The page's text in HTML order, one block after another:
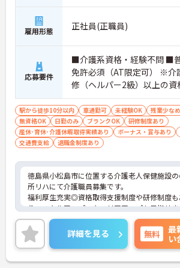
雇用形態 正社員(正職員)
応募要件
■介護系資格・経験不問 ■
免許必須（AT限定可） ※介
修（ヘルパー2級）以上の資
れば尚可
駅から徒歩10分以内 車通勤可 未経験OK 残業少なめ
無資格OK
日勤のみ ブランクOK
研修制度あり
産休･育休･介護休暇取得実績あり
ボーナス・賞与あり
交通費支給
退職金制度あり
徳島県小松島市に位置する介護老人保健施設
所リハにて介護職員募集です。
福利厚生充実◎資格取得支援制度や研修制度も
り、スキルアップ・キャリアアップも目指せ
ご興味ある方には、面接対策ポイントなど、
詳細をお話しいたしますのでお気軽にご相談
い！
詳細を見る 無料
最
い